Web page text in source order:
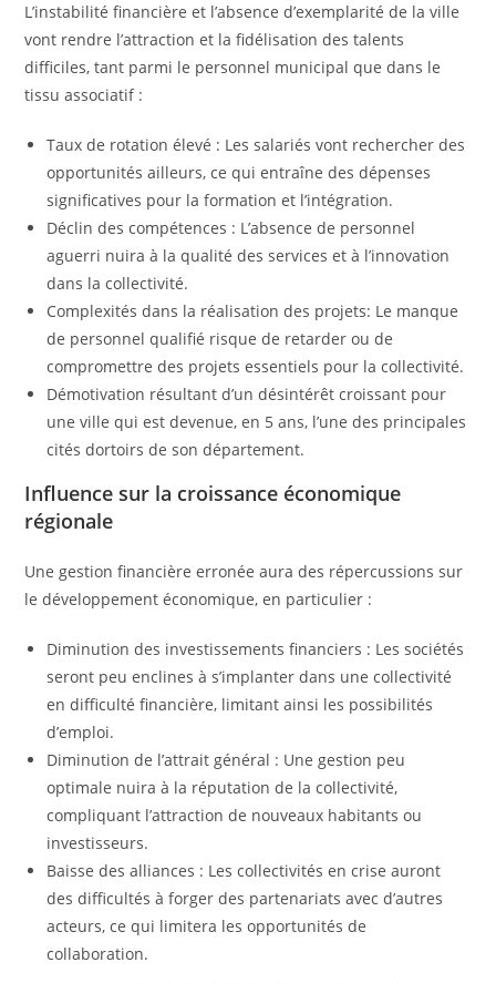
L’instabilité financière et l’absence d’exemplarité de la ville
vont rendre l’attraction et la fidélisation des talents
difficiles, tant parmi le personnel municipal que dans le
tissu associatif :
Taux de rotation élevé : Les salariés vont rechercher des
opportunités ailleurs, ce qui entraîne des dépenses
significatives pour la formation et l’intégration.
Déclin des compétences : L’absence de personnel
aguerri nuira à la qualité des services et à l’innovation
dans la collectivité.
Complexités dans la réalisation des projets: Le manque
de personnel qualifié risque de retarder ou de
compromettre des projets essentiels pour la collectivité.
Démotivation résultant d’un désintérêt croissant pour
une ville qui est devenue, en 5 ans, l’une des principales
cités dortoirs de son département.
Influence sur la croissance économique
régionale
Une gestion financière erronée aura des répercussions sur
le développement économique, en particulier :
Diminution des investissements financiers : Les sociétés
seront peu enclines à s’implanter dans une collectivité
en difficulté financière, limitant ainsi les possibilités
d’emploi.
Diminution de l’attrait général : Une gestion peu
optimale nuira à la réputation de la collectivité,
compliquant l’attraction de nouveaux habitants ou
investisseurs.
Baisse des alliances : Les collectivités en crise auront
des difficultés à forger des partenariats avec d’autres
acteurs, ce qui limitera les opportunités de
collaboration.